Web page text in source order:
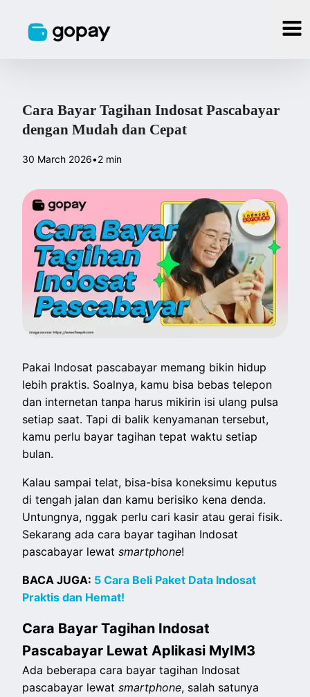
Cara Bayar Tagihan Indosat Pascabayar
dengan Mudah dan Cepat
30 March 2026•2 min
Pakai Indosat pascabayar memang bikin hidup
lebih praktis. Soalnya, kamu bisa bebas telepon
dan internetan tanpa harus mikirin isi ulang pulsa
setiap saat. Tapi di balik kenyamanan tersebut,
kamu perlu bayar tagihan tepat waktu setiap
bulan.
Kalau sampai telat, bisa-bisa koneksimu keputus
di tengah jalan dan kamu berisiko kena denda.
Untungnya, nggak perlu cari kasir atau gerai fisik.
Sekarang ada cara bayar tagihan Indosat
pascabayar lewatsmartphone!
BACA JUGA: 5 Cara Beli Paket Data Indosat
Praktis dan Hemat!
Cara Bayar Tagihan Indosat
Pascabayar Lewat Aplikasi MyIM3
Ada beberapa cara bayar tagihan Indosat
pascabayar lewatsmartphone, salah satunya